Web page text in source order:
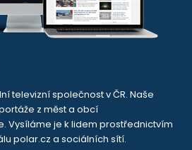
televizní společnost v ČR. Naše
z měst a obcí
Vysíláme je k lidem prostřednictvím
polar.cz a sociálních sítí.